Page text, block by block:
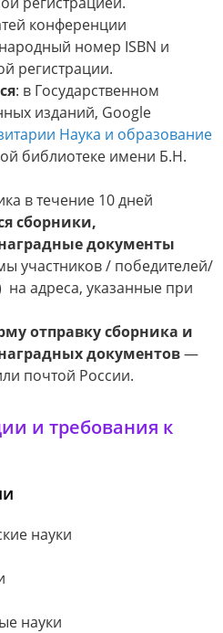
конференции
номер ISBN и
регистрации.
: в Государственном
изданий, Google
Наука и образование
библиотеке имени Б.Н.
в течение 10 дней
сборники,
документы
участников / победителей/
на адреса, указанные при
отправку сборника и
документов—
почтой России.
и требования к
науки
науки